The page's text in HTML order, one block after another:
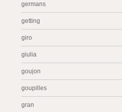
germans
getting
giro
giulia
goujon
goupilles
gran